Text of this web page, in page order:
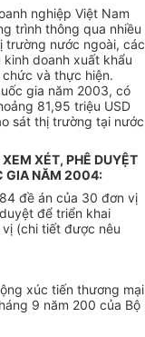
nghiệp Việt Nam
trình thông qua nhiều
trường nước ngoài, các
doanh xuất khẩu
và thực hiện.
gia năm 2003, có
81,95 triệu USD
sát thị trường tại nước
XÉT, PHÊ DUYỆT
GIA NĂM 2004:
đề án của 30 đơn vị
để triển khai
(chi tiết được nêu
xúc tiến thương mại
9 năm 200 của Bộ